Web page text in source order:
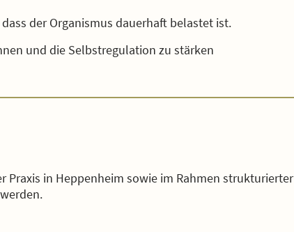
der Organismus dauerhaft belastet ist.
und die Selbstregulation zu stärken
in Heppenheim sowie im Rahmen strukturierter